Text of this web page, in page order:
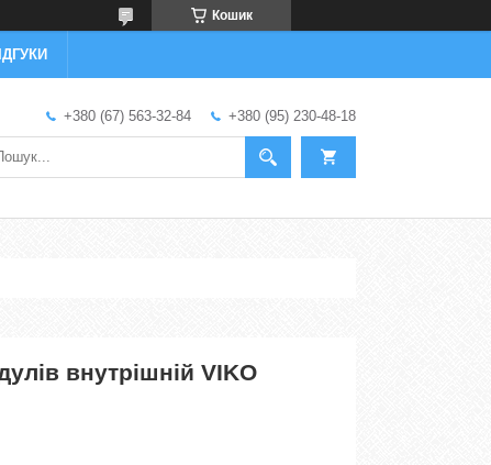
Кошик
+380 (67) 563-32-84 +380 (95) 230-48-18
внутрішній VIKO